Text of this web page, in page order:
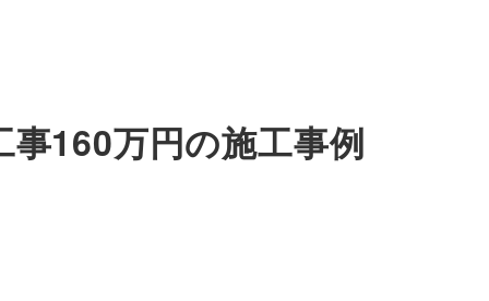
160万円の施工事例